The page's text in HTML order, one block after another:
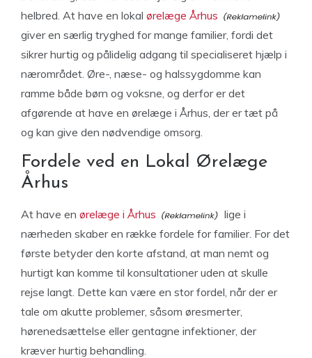
helbred. At have en lokal ørelæge Århus
giver en særlig tryghed for mange familier, fordi det
sikrer hurtig og pålidelig adgang til specialiseret hjælp i
nærområdet. Øre-, næse- og halssygdomme kan
ramme både børn og voksne, og derfor er det
afgørende at have en ørelæge i Århus, der er tæt på
og kan give den nødvendige omsorg.
Fordele ved en Lokal Ørelæge
Århus
At have en ørelæge i Århus
lige i
nærheden skaber en række fordele for familier. For det
første betyder den korte afstand, at man nemt og
hurtigt kan komme til konsultationer uden at skulle
rejse langt. Dette kan være en stor fordel, når der er
tale om akutte problemer, såsom øresmerter,
hørenedsættelse eller gentagne infektioner, der
kræver hurtig behandling.